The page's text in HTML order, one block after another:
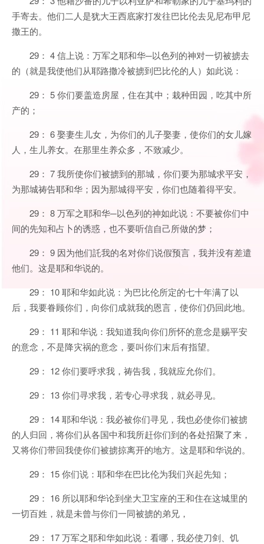
手寄去。他们二人是犹大王西底家打发往巴比伦去见尼布甲尼
撒王的。
29： 4 信上说：万军之耶和华─以色列的神对一切被掳去
的（就是我使他们从耶路撒冷被掳到巴比伦的人）如此说：
29： 5 你们要盖造房屋，住在其中；栽种田园，吃其中所
产的；
29： 6 娶妻生儿女，为你们的儿子娶妻，使你们的女儿嫁
人，生儿养女。在那里生养众多，不致减少。
29： 7 我所使你们被掳到的那城，你们要为那城求平安，
为那城祷告耶和华；因为那城得平安，你们也随着得平安。
29： 8 万军之耶和华─以色列的神如此说：不要被你们中
间的先知和占卜的诱惑，也不要听信自己所做的梦；
29： 9 因为他们託我的名对你们说假预言，我并没有差遣
他们。这是耶和华说的。
29： 10 耶和华如此说：为巴比伦所定的七十年满了以
后，我要眷顾你们，向你们成就我的恩言，使你们仍回此地。
29： 11 耶和华说：我知道我向你们所怀的意念是赐平安
的意念，不是降灾祸的意念，要叫你们末后有指望。
29： 12 你们要呼求我，祷告我，我就应允你们。
29： 13 你们寻求我，若专心寻求我，就必寻见。
29： 14 耶和华说：我必被你们寻见，我也必使你们被掳
的人归回，将你们从各国中和我所赶你们到的各处招聚了来，
又将你们带回我使你们被掳掠离开的地方。这是耶和华说的。
29： 15 你们说：耶和华在巴比伦为我们兴起先知；
29： 16 所以耶和华论到坐大卫宝座的王和住在这城里的
一切百姓，就是未曾与你们一同被掳的弟兄，
29： 17 万军之耶和华如此说：看哪，我必使刀剑、饥